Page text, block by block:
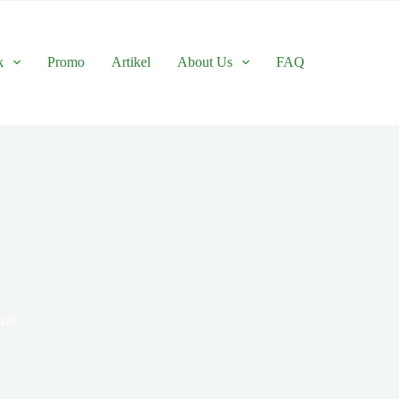
Promo Artikel About Us FAQ